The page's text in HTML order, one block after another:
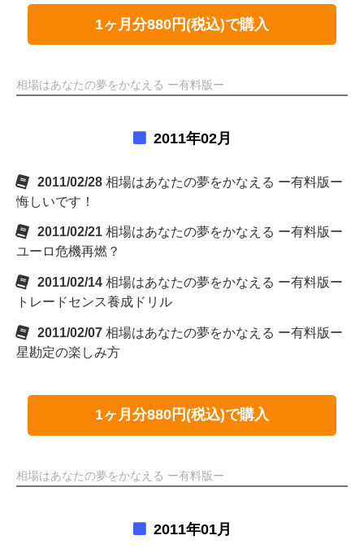
1ヶ月分880円(税込)で購入
相場はあなたの夢をかなえる ー有料版ー
2011年02月
2011/02/28 相場はあなたの夢をかなえる ー有料版ー
悔しいです！
2011/02/21 相場はあなたの夢をかなえる ー有料版ー
ユーロ危機再燃？
2011/02/14 相場はあなたの夢をかなえる ー有料版ー
トレードセンス養成ドリル
2011/02/07 相場はあなたの夢をかなえる ー有料版ー
星勘定の楽しみ方
1ヶ月分880円(税込)で購入
相場はあなたの夢をかなえる ー有料版ー
2011年01月